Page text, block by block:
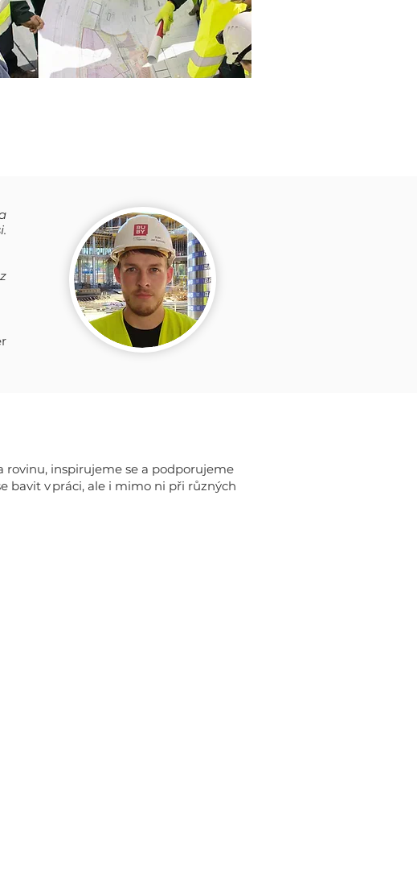
rovinu, inspirujeme se a podporujeme
bavit v práci, ale i mimo ni při různých